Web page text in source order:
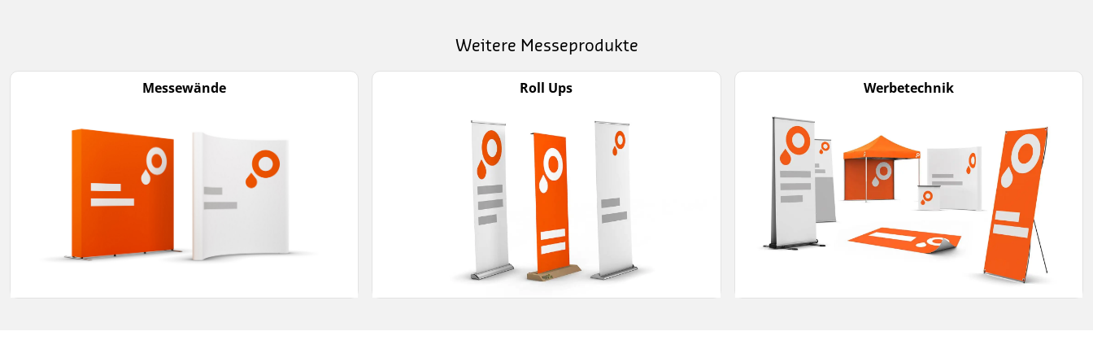
Weitere Messeprodukte
Messewände Roll Ups Werbetechnik